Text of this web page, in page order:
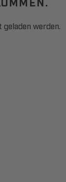
werden.